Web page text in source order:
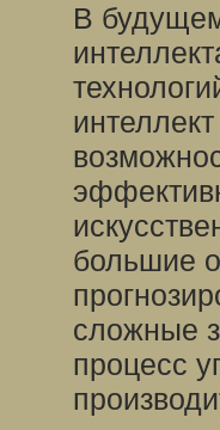
В
большие
сложные
процесс